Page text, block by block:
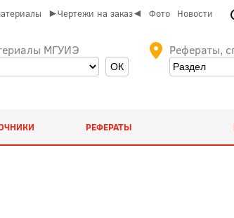
►Чертежи на заказ◄ Фото Новости
МГУИЭ Рефераты,
РЕФЕРАТЫ